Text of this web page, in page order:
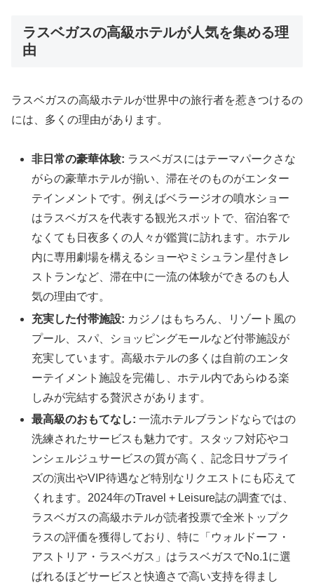
ラスベガスの高級ホテルが人気を集める理
由
ラスベガスの高級ホテルが世界中の旅行者を惹きつけるの
には、多くの理由があります。
非日常の豪華体験: ラスベガスにはテーマパークさな
がらの豪華ホテルが揃い、滞在そのものがエンター
テインメントです。例えばベラージオの噴水ショー
はラスベガスを代表する観光スポットで、宿泊客で
なくても日夜多くの人々が鑑賞に訪れます。ホテル
内に専用劇場を構えるショーやミシュラン星付きレ
ストランなど、滞在中に一流の体験ができるのも人
気の理由です。
充実した付帯施設: カジノはもちろん、リゾート風の
プール、スパ、ショッピングモールなど付帯施設が
充実しています。高級ホテルの多くは自前のエンタ
ーテイメント施設を完備し、ホテル内であらゆる楽
しみが完結する贅沢さがあります。
最高級のおもてなし: 一流ホテルブランドならではの
洗練されたサービスも魅力です。スタッフ対応やコ
ンシェルジュサービスの質が高く、記念日サプライ
ズの演出やVIP待遇など特別なリクエストにも応えて
くれます。2024年のTravel + Leisure誌の調査では、
ラスベガスの高級ホテルが読者投票で全米トップク
ラスの評価を獲得しており、特に「ウォルドーフ・
アストリア・ラスベガス」はラスベガスでNo.1に選
ばれるほどサービスと快適さで高い支持を得まし